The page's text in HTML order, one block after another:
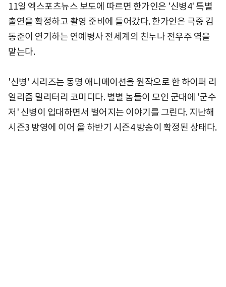
11일 엑스포츠뉴스 보도에 따르면 한가인은 '신병4' 특별
출연을 확정하고 촬영 준비에 들어갔다. 한가인은 극중 김
동준이 연기하는 연예병사 전세계의 친누나 전우주 역을
맡는다.
'신병' 시리즈는 동명 애니메이션을 원작으로 한 하이퍼 리
얼리즘 밀리터리 코미디다. 별별 놈들이 모인 군대에 '군수
저' 신병이 입대하면서 벌어지는 이야기를 그린다. 지난해
시즌3 방영에 이어 올 하반기 시즌4 방송이 확정된 상태다.